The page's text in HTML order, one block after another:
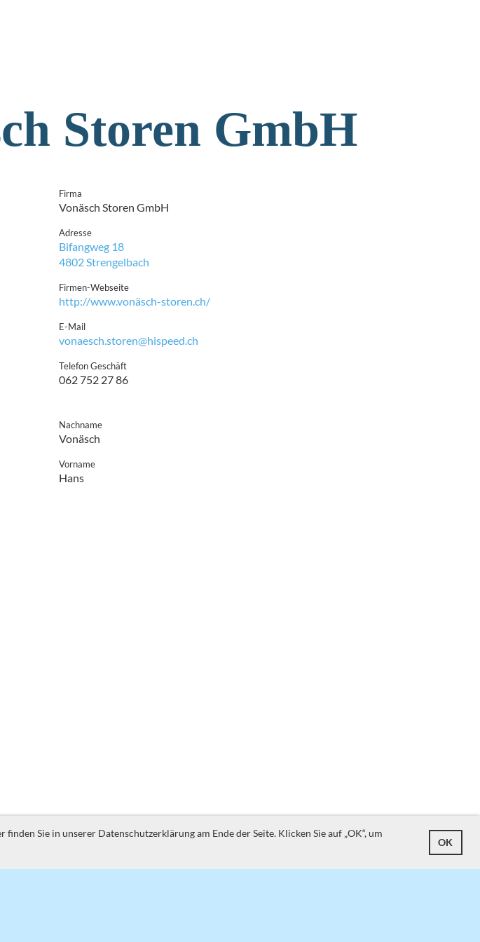
Sie in unserer Datenschutzerklärung am Ende der Seite. Klicken Sie auf „OK“, um
OK
Storen GmbH
Firma
Vonäsch Storen GmbH
Adresse
Bifangweg 18
4802 Strengelbach
Firmen-Webseite
http://www.vonäsch-storen.ch/
E-Mail
vonaesch.storen@hispeed.ch
Telefon Geschäft
062 752 27 86
Nachname
Vonäsch
Vorname
Hans